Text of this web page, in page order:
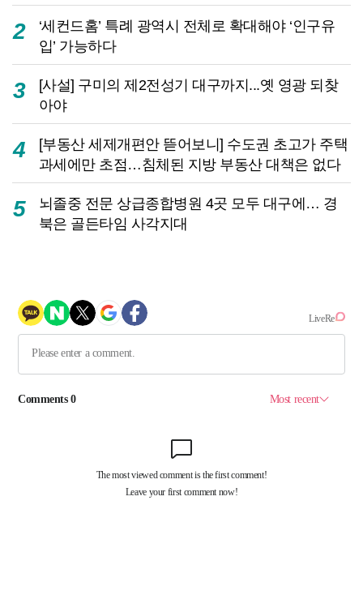
2
‘세컨드홈’ 특례 광역시 전체로 확대해야 ‘인구유
입’ 가능하다
3
[사설] 구미의 제2전성기 대구까지...옛 영광 되찾
아야
4
[부동산 세제개편안 뜯어보니] 수도권 초고가 주택
과세에만 초점…침체된 지방 부동산 대책은 없다
5
뇌졸중 전문 상급종합병원 4곳 모두 대구에… 경
북은 골든타임 사각지대